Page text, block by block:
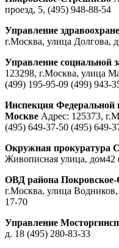
проезд, 5, (495) 948-88-54
Управление
г.Москва, улица Долгова,
Управление
123298, г.Москва, улица
(499) 195-95-09 (499) 943-
Инспекция Федеральной
Москве Адрес: 125373,
(495) 649-37-50 (495) 649-
Окружная прокуратура
Живописная улица, дом42
ОВД района
г.Москва, улица
17-70
Управление
д. 18 (495) 280-83-33